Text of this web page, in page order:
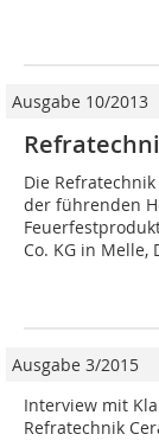
Ausgabe 10/2013
Die
der führenden
Co. KG in
Ausgabe 3/2015
Interview mit
Refratechnik